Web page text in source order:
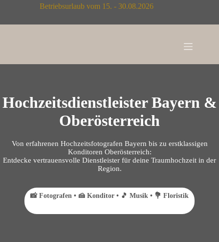
Betriebsurlaub vom 15. - 30.08.2026
Hochzeitsdienstleister Bayern &
Oberösterreich
Von erfahrenen Hochzeitsfotografen Bayern bis zu erstklassigen
Konditoren Oberösterreich:
Entdecke vertrauensvolle Dienstleister für deine Traumhochzeit in der
Region.
📸 Fotografen • 🍰 Konditor • 🎵 Musik • 💐 Floristik